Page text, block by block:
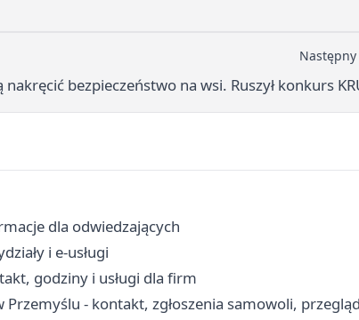
Następny
nakręcić bezpieczeństwo na wsi. Ruszył konkurs
dla odwiedzających
i e-usługi
godziny i usługi dla firm
- kontakt, zgłoszenia samowoli,